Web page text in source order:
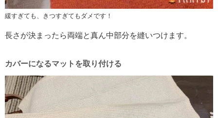
緩すぎても、きつすぎてもダメです！
長さが決まったら両端と真ん中部分を縫いつけます。
カバーになるマットを取り付ける